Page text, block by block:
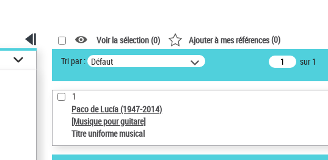
Voir la sélection (0) Ajouter à mes références(0)
Tri par : Défaut sur 1
1
Paco de Lucía (1947-2014)
[Musique pour guitare]
Titre uniforme musical